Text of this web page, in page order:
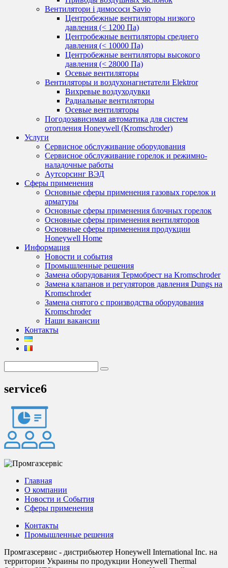
Вентилятори і димососи Savio
Центробежные вентиляторы низкого
давления (< 1200 Па)
Центробежные вентиляторы среднего
давления (< 10000 Па)
Центробежные вентиляторы высокого
давления (< 28000 Па)
Осевые вентиляторы
Вентиляторы и воздухонагнетатели Elektror
Вихревые воздуходувки
Радиальные вентиляторы
Осевые вентиляторы
Погодозависимая автоматика для систем
отопления Honeywell (Kromschroder)
Услуги
Сервисное обслуживание оборудования
Сервисное обслуживание горелок и режимно-
наладочные работы
Аутсорсинг ВЭД
Сферы применения
Основные сферы применения газовых горелок и
арматуры
Основные сферы применения блочных горелок
Основные сферы применения вентиляторов
Основные сферы применения продукции
Honeywell Home
Информация
Новости и события
Промышленные решения
Замена оборудования Термобрест на Kromschroder
Замена клапанов и регуляторов давления Dungs на
Kromschroder
Замена снятого с производства оборудования
Kromschroder
Наши вакансии
Контакты
service6
Главная
О компании
Новости и События
Сферы применения
Контакты
Промышленные решения
Промгазсервис - дистрибьютер Honeywell International Inc. на
территории Украины по продукции Honeywell Thermal